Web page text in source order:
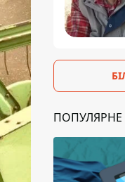
ПОПУЛЯРНЕ